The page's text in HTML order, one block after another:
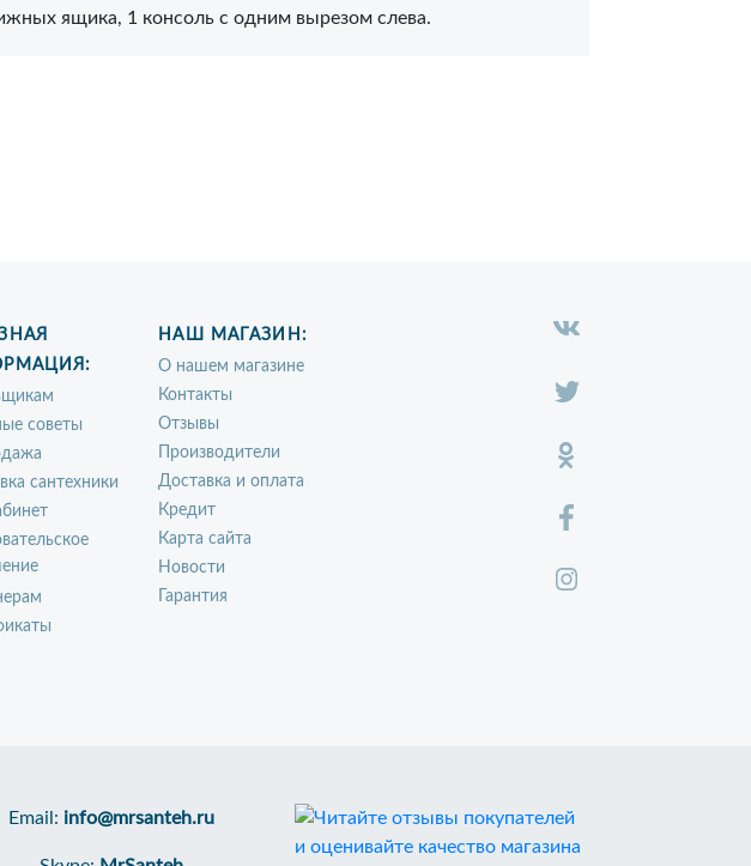
ящика, 1 консоль с одним вырезом слева.
советы
сантехники
НАШ МАГАЗИН:
О нашем магазине
Контакты
Отзывы
Производители
Доставка и оплата
Кредит
Карта сайта
Новости
Гарантия
Email: info@mrsanteh.ru